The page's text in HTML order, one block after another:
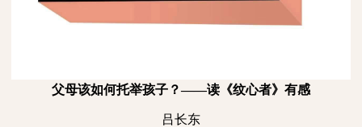
父母该如何托举孩子？——读《纹心者》有感
吕长东